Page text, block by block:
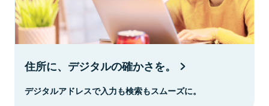
住所に、デジタルの確かさを。
デジタルアドレスで入力も検索もスムーズに。